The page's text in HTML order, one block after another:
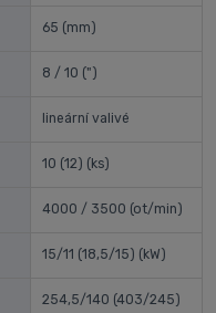
65 (mm)
8 / 10 (")
lineární valivé
10 (12) (ks)
4000 / 3500 (ot/min)
15/11 (18,5/15) (kW)
254,5/140 (403/245)